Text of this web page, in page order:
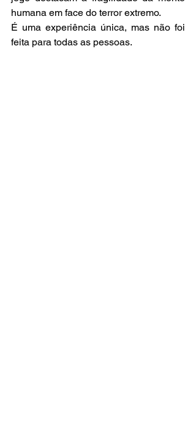
humana em face do terror extremo.
É uma experiência única, mas não foi
feita para todas as pessoas.